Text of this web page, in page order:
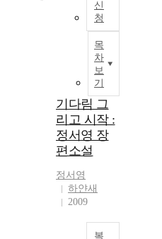
신
청
목
차
보
기
기다림 그
리고 시작 :
정서영 장
편소설
정서영
하얀새
2009
복